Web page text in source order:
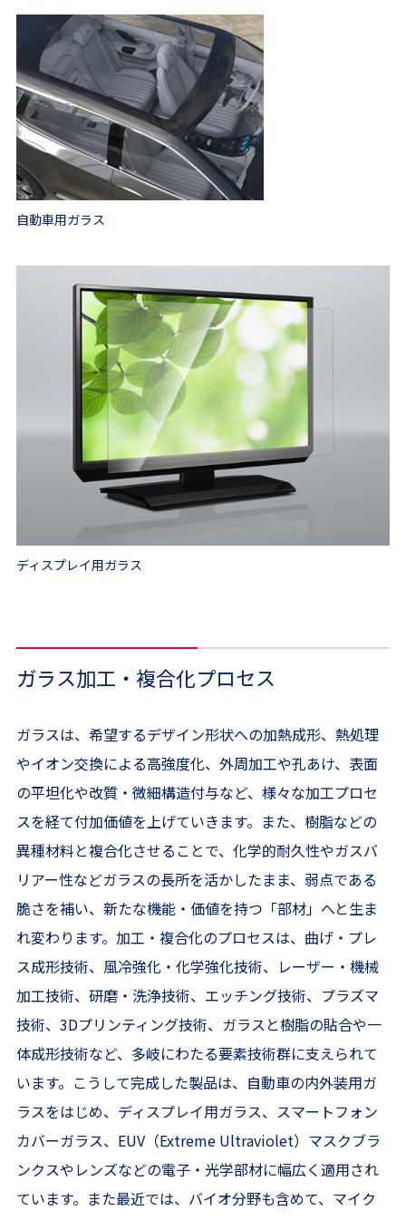
自動車用ガラス
ディスプレイ用ガラス
ガラス加工・複合化プロセス
ガラスは、希望するデザイン形状への加熱成形、熱処理
やイオン交換による高強度化、外周加工や孔あけ、表面
の平坦化や改質・微細構造付与など、様々な加工プロセ
スを経て付加価値を上げていきます。また、樹脂などの
異種材料と複合化させることで、化学的耐久性やガスバ
リアー性などガラスの長所を活かしたまま、弱点である
脆さを補い、新たな機能・価値を持つ「部材」へと生ま
れ変わります。加工・複合化のプロセスは、曲げ・プレ
ス成形技術、風冷強化・化学強化技術、レーザー・機械
加工技術、研磨・洗浄技術、エッチング技術、プラズマ
技術、3Dプリンティング技術、ガラスと樹脂の貼合や一
体成形技術など、多岐にわたる要素技術群に支えられて
います。こうして完成した製品は、自動車の内外装用ガ
ラスをはじめ、ディスプレイ用ガラス、スマートフォン
カバーガラス、EUV（Extreme Ultraviolet）マスクブラ
ンクスやレンズなどの電子・光学部材に幅広く適用され
ています。また最近では、バイオ分野も含めて、マイク